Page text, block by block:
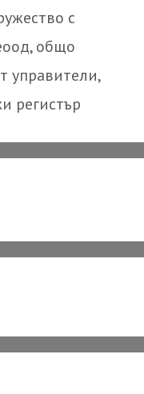
с
,общо
управители,
регистър